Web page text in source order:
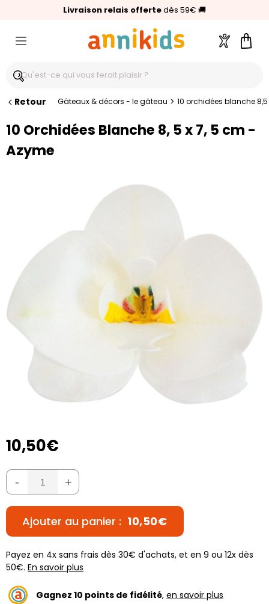
Livraison relais offertedès 59€ 🚚
🥇Palmarès Capital 2025 :Annikids N°1
⭐⭐⭐⭐⭐4,6/5(24 000 avis clients)
Compte
Retour Gâteaux & décors - le gâteau > 10 orchidées blanche
10 Orchidées Blanche 8, 5 x 7, 5 cm -
Azyme
10,50€
- +
Ajouter au panier : 10,50€
Payez en 4x sans frais dès 30€ d'achats, et en 9 ou 12x dès
50€. En savoir plus
Gagnez 10 points de fidélité, en savoir plus